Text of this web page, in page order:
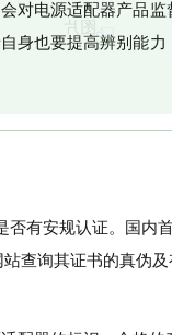
对电源适配器产品监
身也要提高辨别能
否有安规认证。国内
查询其证书的真伪及